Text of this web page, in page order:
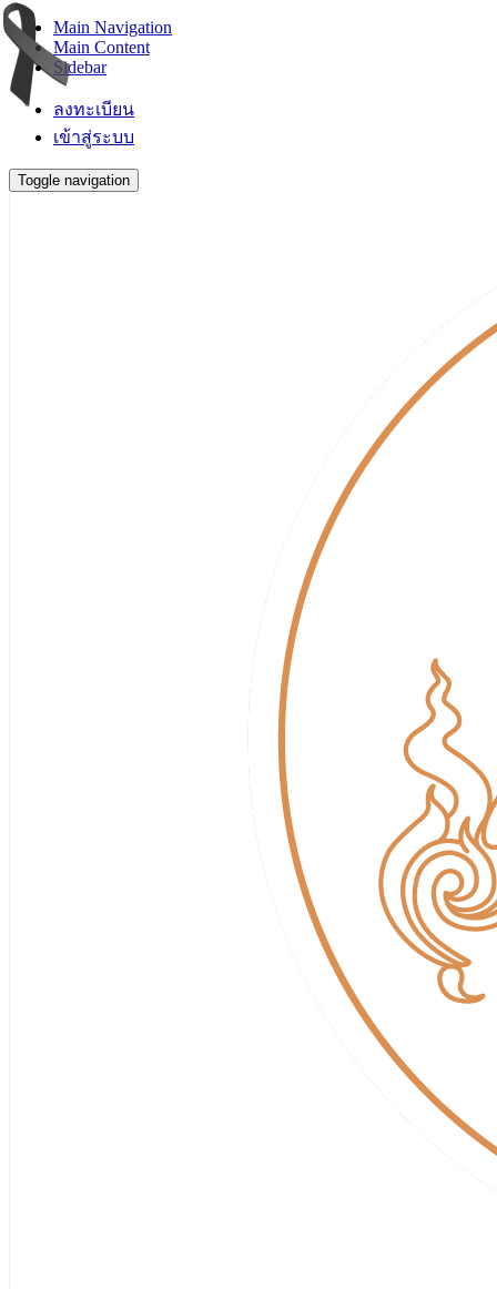
Main Navigation
Main Content
Sidebar
ลงทะเบียน
เข้าสู่ระบบ
Toggle navigation